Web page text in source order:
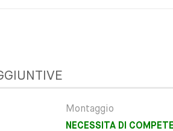
Montaggio
NECESSITA DI